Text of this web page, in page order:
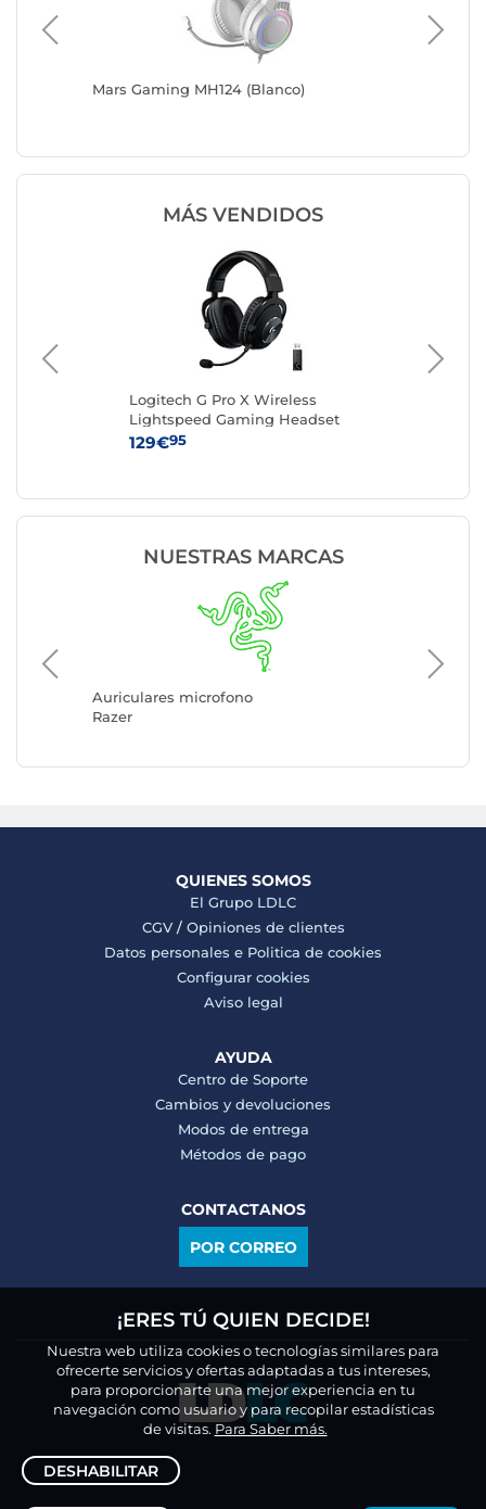
Mars Gaming MH124 (Blanco)
MÁS VENDIDOS
Logitech G Pro X Wireless
Lightspeed Gaming Headset
Black
129€95
NUESTRAS MARCAS
Auriculares microfono
Razer
QUIENES SOMOS
El Grupo LDLC
CGV/ Opiniones de clientes
Datos personales e Politica de cookies
Configurar cookies
Aviso legal
AYUDA
Centro de Soporte
Cambios y devoluciones
Modos de entrega
Métodos de pago
CONTACTANOS
POR CORREO
¡ERES TÚ QUIEN DECIDE!
Nuestra web utiliza cookies o tecnologías similares para
ofrecerte servicios y ofertas adaptadas a tus intereses,
para proporcionarte una mejor experiencia en tu
navegación como usuario y para recopilar estadísticas
de visitas. Para Saber más.
DESHABILITAR